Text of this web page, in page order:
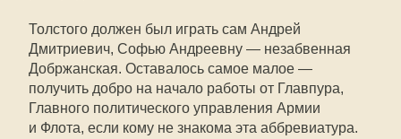
Толстого должен был играть сам Андрей
Дмитриевич, Софью Андреевну — незабвенная
Добржанская. Оставалось самое малое —
получить добро на начало работы от Главпура,
Главного политического управления Армии
и Флота, если кому не знакома эта аббревиатура.